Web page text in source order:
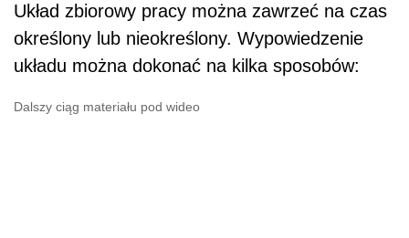
Układ zbiorowy pracy można zawrzeć na czas
określony lub nieokreślony. Wypowiedzenie
układu można dokonać na kilka sposobów:
Dalszy ciąg materiału pod wideo